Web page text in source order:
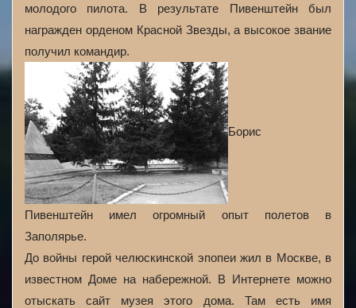
молодого пилота. В результате Пивенштейн был
награжден орденом Красной Звезды, а высокое звание
получил командир.
Борис
Пивенштейн имел огромный опыт полетов в
Заполярье.
До войны герой челюскинской эпопеи жил в Москве, в
известном Доме на набережной. В Интернете можно
отыскать сайт музея этого дома. Там есть имя